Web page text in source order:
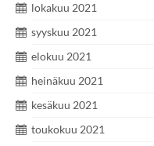
lokakuu 2021
syyskuu 2021
elokuu 2021
heinäkuu 2021
kesäkuu 2021
toukokuu 2021